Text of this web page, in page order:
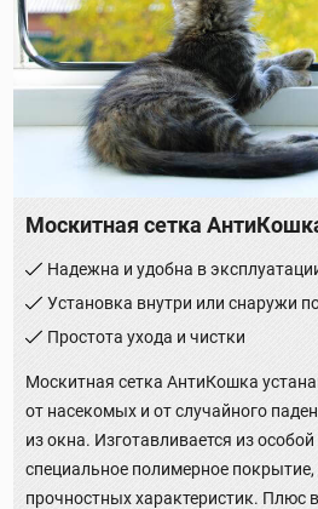
Москитная сетка
Надежна и удобна в
Установка внутри или снаружи
Простота ухода и чистки
Москитная сетка АнтиКошка
от насекомых и от случайного
из окна. Изготавливается из
специальное полимерное
прочностных характеристик. Плюс